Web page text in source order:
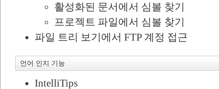
활성화된 문서에서 심볼 찾기
프로젝트 파일에서 심볼 찾기
파일 트리 보기에서 FTP 계정 접근
언어 인지 기능
IntelliTips